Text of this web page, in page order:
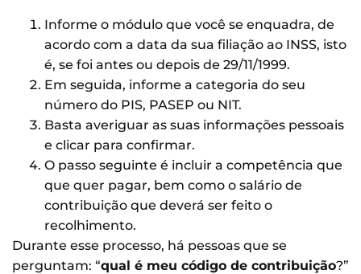
Informe o módulo que você se enquadra, de
acordo com a data da sua filiação ao INSS, isto
é, se foi antes ou depois de 29/11/1999.
Em seguida, informe a categoria do seu
número do PIS, PASEP ou NIT.
Basta averiguar as suas informações pessoais
e clicar para confirmar.
O passo seguinte é incluir a competência que
que quer pagar, bem como o salário de
contribuição que deverá ser feito o
recolhimento.
Durante esse processo, há pessoas que se
perguntam: “qual é meu código de contribuição?”